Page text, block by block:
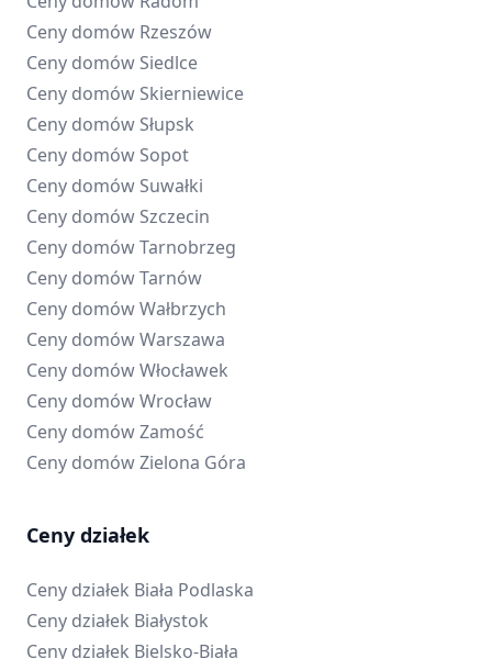
Ceny domów Rzeszów
Ceny domów Siedlce
Ceny domów Skierniewice
Ceny domów Słupsk
Ceny domów Sopot
Ceny domów Suwałki
Ceny domów Szczecin
Ceny domówTarnobrzeg
Ceny domówTarnów
Ceny domówWałbrzych
Ceny domówWarszawa
Ceny domówWłocławek
Ceny domówWrocław
Ceny domówZamość
Ceny domówZielona Góra
Ceny działek
Ceny działek Biała Podlaska
Ceny działek Białystok
Ceny działek Bielsko-Biała